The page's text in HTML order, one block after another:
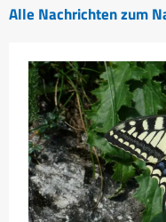
Alle Nachrichten zum